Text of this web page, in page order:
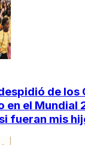
de los
en el Mundial
fueran mis